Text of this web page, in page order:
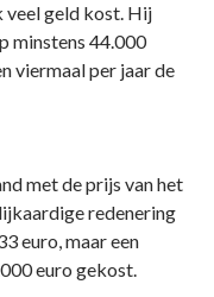
veel geld kost. Hij
minstens 44.000
viermaal per jaar de
met de prijs van het
redenering
euro, maar een
euro gekost.